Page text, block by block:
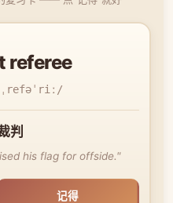
referee
判
his flag for offside."
记得